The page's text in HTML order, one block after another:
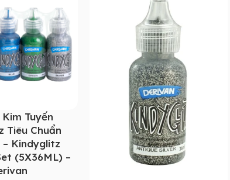
Tuyến
Tiêu Chuẩn
– Kindyglitz
(5X36ML) –